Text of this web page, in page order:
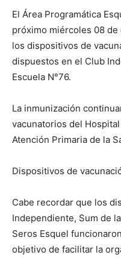
El Área Programática
próximo miércoles 08
los dispositivos de
dispuestos en el Club
Escuela N°76.
La inmunización
vacunatorios del
Atención Primaria de la
Dispositivos de
Cabe recordar que los
Independiente, Sum de
Seros Esquel
objetivo de facilitar la